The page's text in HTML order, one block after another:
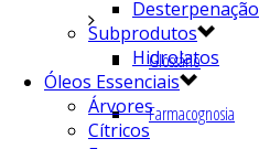
Glossário
Farmacognosia
Desterpenação
Subprodutos
Hidrolatos
Óleos Essenciais
Árvores
Cítricos